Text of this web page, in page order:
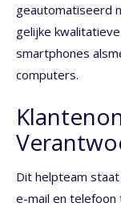
geautomatiseerd
gelijke
smartphones
computers.
Dit helpteam
e-mail en